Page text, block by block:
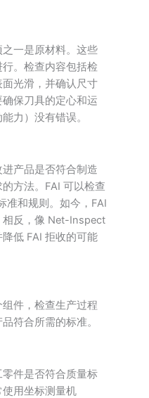
一是原材料。这些
。检查内容包括检
光滑，并确认尺寸
保刀具的定心和运
力）没有错误。
产品是否符合制造
方法。FAI 可以检查
准和规则。如今，FAI
相反，像 Net-Inspect
低 FAI 拒收的可能
件，检查生产过程
符合所需的标准。
件是否符合质量标
用坐标测量机